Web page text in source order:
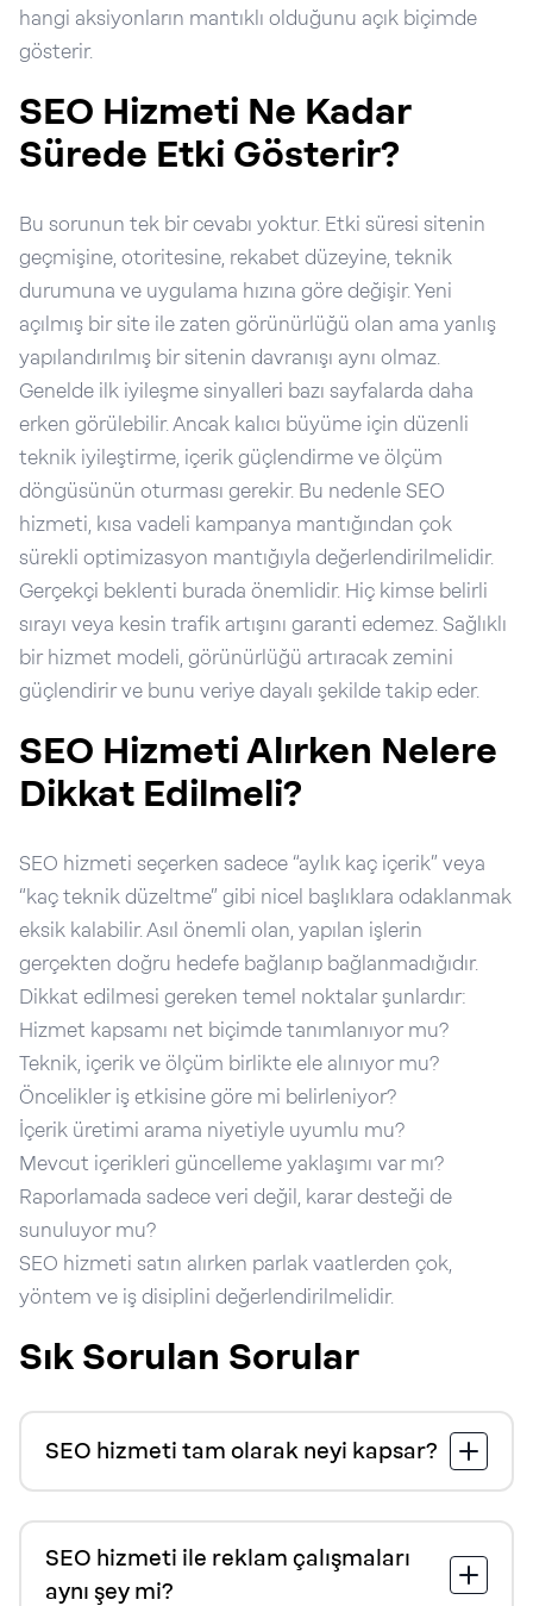
hangi aksiyonların mantıklı olduğunu açık biçimde
gösterir.
SEO Hizmeti Ne Kadar
Sürede Etki Gösterir?
Bu sorunun tek bir cevabı yoktur. Etki süresi sitenin
geçmişine, otoritesine, rekabet düzeyine, teknik
durumuna ve uygulama hızına göre değişir. Yeni
açılmış bir site ile zaten görünürlüğü olan ama yanlış
yapılandırılmış bir sitenin davranışı aynı olmaz.
Genelde ilk iyileşme sinyalleri bazı sayfalarda daha
erken görülebilir. Ancak kalıcı büyüme için düzenli
teknik iyileştirme, içerik güçlendirme ve ölçüm
döngüsünün oturması gerekir. Bu nedenle SEO
hizmeti, kısa vadeli kampanya mantığından çok
sürekli optimizasyon mantığıyla değerlendirilmelidir.
Gerçekçi beklenti burada önemlidir. Hiç kimse belirli
sırayı veya kesin trafik artışını garanti edemez. Sağlıklı
bir hizmet modeli, görünürlüğü artıracak zemini
güçlendirir ve bunu veriye dayalı şekilde takip eder.
SEO Hizmeti Alırken Nelere
Dikkat Edilmeli?
SEO hizmeti seçerken sadece “aylık kaç içerik” veya
“kaç teknik düzeltme” gibi nicel başlıklara odaklanmak
eksik kalabilir. Asıl önemli olan, yapılan işlerin
gerçekten doğru hedefe bağlanıp bağlanmadığıdır.
Dikkat edilmesi gereken temel noktalar şunlardır:
Hizmet kapsamı net biçimde tanımlanıyor mu?
Teknik, içerik ve ölçüm birlikte ele alınıyor mu?
Öncelikler iş etkisine göre mi belirleniyor?
İçerik üretimi arama niyetiyle uyumlu mu?
Mevcut içerikleri güncelleme yaklaşımı var mı?
Raporlamada sadece veri değil, karar desteği de
sunuluyor mu?
SEO hizmeti satın alırken parlak vaatlerden çok,
yöntem ve iş disiplini değerlendirilmelidir.
Sık Sorulan Sorular
SEO hizmeti tam olarak neyi kapsar?
SEO hizmeti ile reklam çalışmaları
aynı şey mi?